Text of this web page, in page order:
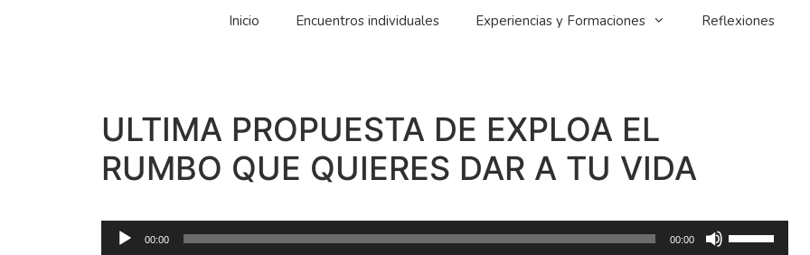
Inicio Encuentros individuales Experiencias y Formaciones Reflexiones
ULTIMA PROPUESTA DE EXPLOA EL
RUMBO QUE QUIERES DAR A TU VIDA
Reproductor
00:00 00:00
Utiliza